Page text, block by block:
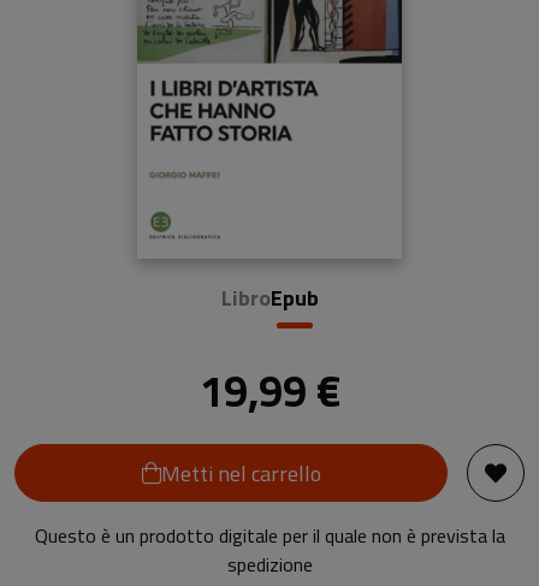
LibroEpub
19,99 €
Metti nel carrello
Questo è un prodotto digitale per il quale non è prevista la
spedizione